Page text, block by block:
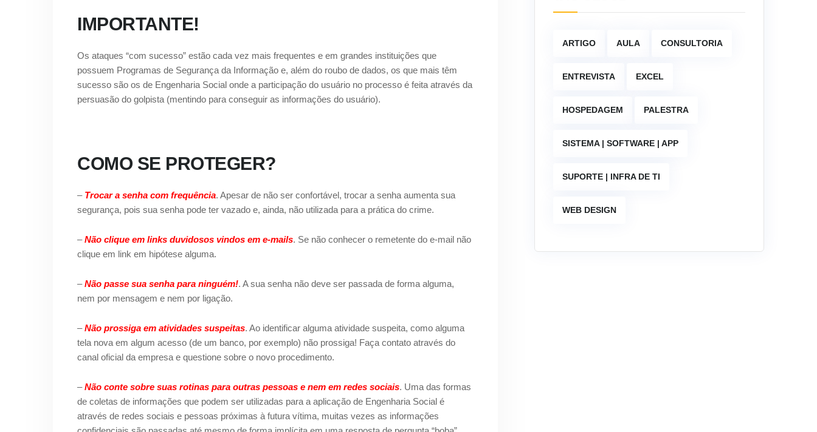
IMPORTANTE!
Os ataques “com sucesso” estão cada vez mais frequentes e em grandes instituições que
possuem Programas de Segurança da Informação e, além do roubo de dados, os que mais têm
sucesso são os de Engenharia Social onde a participação do usuário no processo é feita através da
persuasão do golpista (mentindo para conseguir as informações do usuário).
COMO SE PROTEGER?
– Trocar a senha com frequência. Apesar de não ser confortável, trocar a senha aumenta sua
segurança, pois sua senha pode ter vazado e, ainda, não utilizada para a prática do crime.
–Não clique em links duvidosos vindos em e-mails. Se não conhecer o remetente do e-mail não
clique em link em hipótese alguma.
–Não passe sua senha para ninguém!. A sua senha não deve ser passada de forma alguma,
nem por mensagem e nem por ligação.
–Não prossiga em atividades suspeitas. Ao identificar alguma atividade suspeita, como alguma
tela nova em algum acesso (de um banco, por exemplo) não prossiga! Faça contato através do
canal oficial da empresa e questione sobre o novo procedimento.
–Não conte sobre suas rotinas para outras pessoas e nem em redes sociais. Uma das formas
de coletas de informações que podem ser utilizadas para a aplicação de Engenharia Social é
através de redes sociais e pessoas próximas à futura vítima, muitas vezes as informações
ARTIGO AULA CONSULTORIA
ENTREVISTA EXCEL
HOSPEDAGEM PALESTRA
SISTEMA | SOFTWARE | APP
SUPORTE | INFRA DE TI
WEB DESIGN